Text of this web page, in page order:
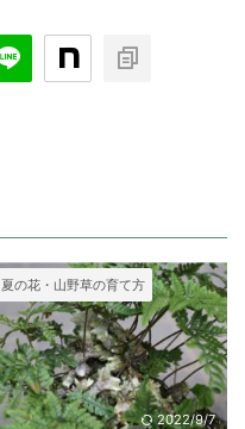
夏の花・山野草の育て方
2022/9/7